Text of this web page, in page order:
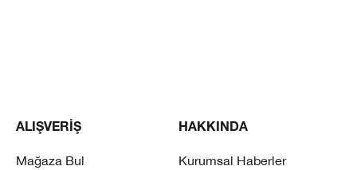
ALIŞVERİŞ
Mağaza Bul
HAKKINDA
Kurumsal Haberler